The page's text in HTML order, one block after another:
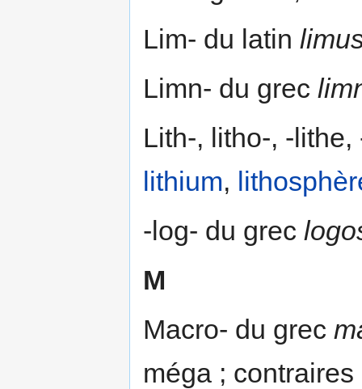
Lim- du latin
Limn- du grec
Lith-, litho-, -
lithium,
-log- du grec
M
Macro- du grec
méga ;